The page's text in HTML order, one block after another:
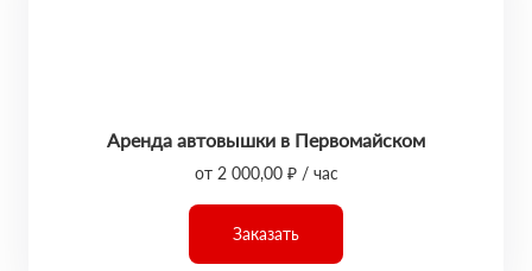
Аренда автовышки в Первомайском
от 2 000,00 ₽ / час
Заказать